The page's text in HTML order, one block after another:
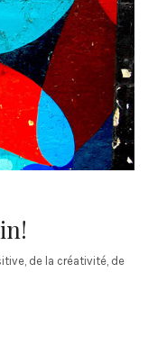
de la créativité, de